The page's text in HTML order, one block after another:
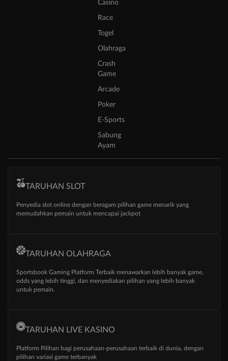
Casino
Race
Togel
Olahraga
Crash
Game
Arcade
Poker
E-Sports
Sabung
Ayam
TARUHAN SLOT
Penyedia slot online dengan beragam pilihan game menarik yang
memudahkan pemain untuk mencapai jackpot
TARUHAN OLAHRAGA
Sportsbook Gaming Platform Terbaik menawarkan lebih banyak game,
odds yang lebih tinggi, dan menyediakan pilihan yang lebih banyak
untuk pemain.
TARUHAN LIVE KASINO
Platform Pilihan bagi perusahaan-perusahaan terbaik di dunia, dengan
pilihan variasi game terbanyak